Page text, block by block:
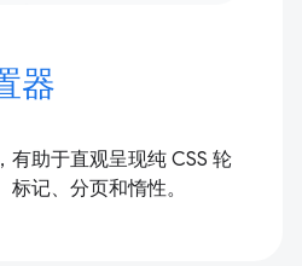
器
有助于直观呈现纯 CSS 轮
记、分页和惰性。